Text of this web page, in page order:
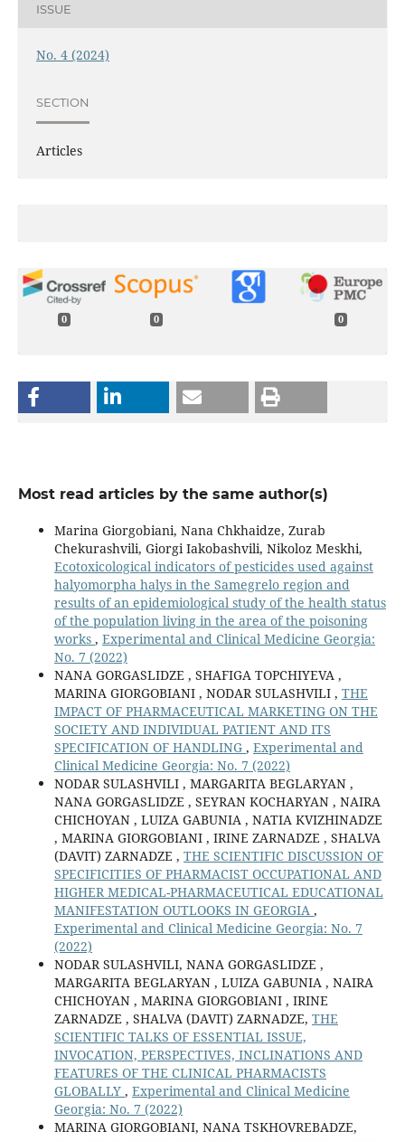
ISSUE
No. 4 (2024)
SECTION
Articles
0 0 0
Most read articles by the same author(s)
Marina Giorgobiani, Nana Chkhaidze, Zurab
Chekurashvili, Giorgi Iakobashvili, Nikoloz Meskhi,
Ecotoxicological indicators of pesticides used against
halyomorpha halys in the Samegrelo region and
results of an epidemiological study of the health status
of the population living in the area of the poisoning
works , Experimental and Clinical Medicine Georgia:
No. 7 (2022)
NANA GORGASLIDZE , SHAFIGA TOPCHIYEVA ,
MARINA GIORGOBIANI , NODAR SULASHVILI , THE
IMPACT OF PHARMACEUTICAL MARKETING ON THE
SOCIETY AND INDIVIDUAL PATIENT AND ITS
SPECIFICATION OF HANDLING , Experimental and
Clinical Medicine Georgia: No. 7 (2022)
NODAR SULASHVILI , MARGARITA BEGLARYAN ,
NANA GORGASLIDZE , SEYRAN KOCHARYAN , NAIRA
CHICHOYAN , LUIZA GABUNIA , NATIA KVIZHINADZE
, MARINA GIORGOBIANI , IRINE ZARNADZE , SHALVA
(DAVIT) ZARNADZE , THE SCIENTIFIC DISCUSSION OF
SPECIFICITIES OF PHARMACIST OCCUPATIONAL AND
HIGHER MEDICAL-PHARMACEUTICAL EDUCATIONAL
MANIFESTATION OUTLOOKS IN GEORGIA ,
Experimental and Clinical Medicine Georgia: No. 7
(2022)
NODAR SULASHVILI, NANA GORGASLIDZE ,
MARGARITA BEGLARYAN , LUIZA GABUNIA , NAIRA
CHICHOYAN , MARINA GIORGOBIANI , IRINE
ZARNADZE , SHALVA (DAVIT) ZARNADZE, THE
SCIENTIFIC TALKS OF ESSENTIAL ISSUE,
INVOCATION, PERSPECTIVES, INCLINATIONS AND
FEATURES OF THE CLINICAL PHARMACISTS
GLOBALLY , Experimental and Clinical Medicine
Georgia: No. 7 (2022)
MARINA GIORGOBIANI, NANA TSKHOVREBADZE,